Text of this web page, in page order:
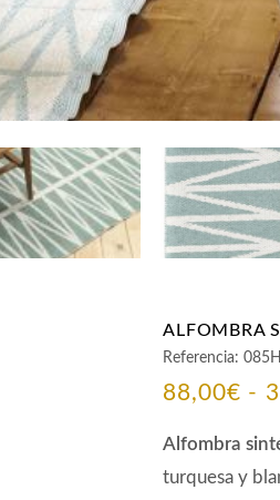
ALFOMBRA
Referencia:
88,00€ -
Alfombra
turquesa y